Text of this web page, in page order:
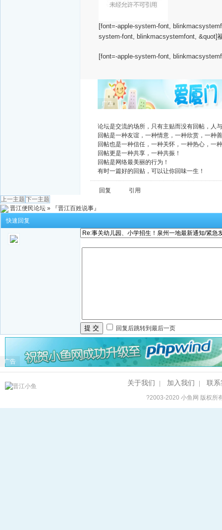
[font=-apple-system-font,
system-font, blinkmacsystemfont, &quot]
[font=-apple-system-font,
广告
论坛是交流的场所，只有主贴而没有回帖，人
回帖是一种友谊，一种情意，一种欣赏，一种
回帖也是一种信任，一种关怀，一种热心，一
回帖更是一种共享，一种共振！
回帖是网络最美丽的行为！
有时一篇好的回贴，可以让你回味一生！
回复
引用
上一主题 下一主题
晋江便民论坛 »
『晋江百姓说事』
快速回复
提 交 回复后跳转到最后一页
广告
关于我们 加入我们 联系
?2003-2020小鱼网 版权所